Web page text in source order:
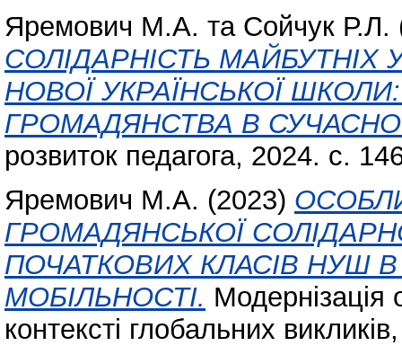
Яремович М.А. та Сойчук Р.Л.
СОЛІДАРНІСТЬ МАЙБУТНІХ
НОВОЇ УКРАЇНСЬКОЇ
ГРОМАДЯНСТВА В
розвиток педагога, 2024. с.
Яремович М.А. (2023)
ГРОМАДЯНСЬКОЇ
ПОЧАТКОВИХ КЛАСІВ НУШ
МОБІЛЬНОСТІ. Модернізація
контексті глобальних